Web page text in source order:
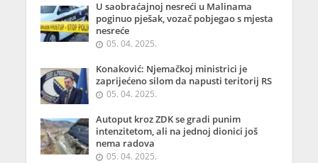
U saobraćajnoj nesreći u Malinama
poginuo pješak, vozač pobjegao s mjesta
nesreće
05. 04. 2025.
Konaković: Njemačkoj ministrici je
zaprijećeno silom da napusti teritorij RS
05. 04. 2025.
Autoput kroz ZDK se gradi punim
intenzitetom, ali na jednoj dionici još
nema radova
05. 04. 2025.